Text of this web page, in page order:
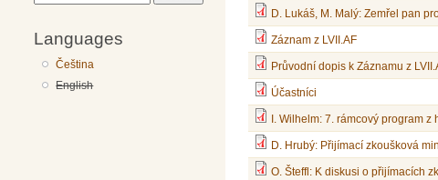
Languages
Čeština
English
D. Lukáš, M. Malý: Zemřel pan
Záznam z LVII.AF
Průvodní dopis k Záznamu z
Účastníci
I. Wilhelm: 7. rámcový program
D. Hrubý: Přijímací zkoušková
O. Šteffl: K diskusi o přijímacích